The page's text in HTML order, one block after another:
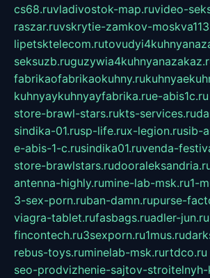
cs68.ruvladivostok-map.ruvideo-
raszar.ruvskrytie-zamkov-
lipetsktelecom.ru
seksuzb.ru
fabrikaofabrikaokuhny.ru
kuhnyaykuhnyayfabrika.rue-abis1c.ru
store-brawl-stars.rukts-services.ru
sindika-01.rusp-life.rux-legion.rusib-
e-abis-1-c.rusindika01.ruvenda-
store-brawlstars.ru
antenna-highly.rumine-lab-msk.ru1-
3-sex-porn.ruban-damn.rupurse-
viagra-tablet.rufasbags.ruadler-jun.ru
fincontech.ru3sexporn.ru1mus.ru
rebus-toys.ruminelab-msk.rurtdco.ru
seo-prodvizhenie-sajtov-stroitelnyh-